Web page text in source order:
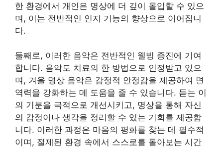
한 환경에서 개인은 명상에 더 깊이 몰입할 수 있으
며, 이는 전반적인 인지 기능의 향상으로 이어집니
다.
둘째로, 이러한 음악은 전반적인 웰빙 증진에 기여
합니다. 음악도 치료의 한 방법으로 인정받고 있으
며, 겨울 명상 음악은 감정적 안정감을 제공하여 면
역력을 강화하는 데 도움을 줄 수 있습니다. 듣는 이
의 기분을 극적으로 개선시키고, 명상을 통해 자신
의 감정이나 생각을 정리할 수 있는 기회를 제공합
니다. 이러한 과정은 마음의 평화를 찾는 데 필수적
이며, 절제된 환경 속에서 스스로를 돌아보는 시간